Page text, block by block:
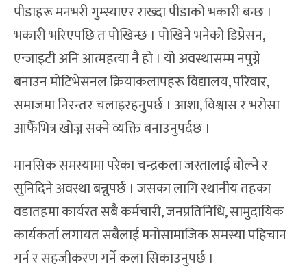
पीडाहरू मनभरी गुम्स्याएर राख्दा पीडाको भकारी बन्छ ।
भकारी भरिएपछि त पोखिन्छ । पोखिने भनेको डिप्रेसन,
एन्जाइटी अनि आत्महत्या नै हो । यो अवस्थासम्म नपुग्ने
बनाउन मोटिभेसनल क्रियाकलापहरू विद्यालय, परिवार,
समाजमा निरन्तर चलाइरहनुपर्छ । आशा, विश्वास र भरोसा
आफैँभित्र खोज्न सक्ने व्यक्ति बनाउनुपर्दछ ।
मानसिक समस्यामा परेका चन्द्रकला जस्तालाई बोल्ने र
सुनिदिने अवस्था बन्नुपर्छ । जसका लागि स्थानीय तहका
वडातहमा कार्यरत सबै कर्मचारी, जनप्रतिनिधि, सामुदायिक
कार्यकर्ता लगायत सबैलाई मनोसामाजिक समस्या पहिचान
गर्न र सहजीकरण गर्ने कला सिकाउनुपर्छ ।